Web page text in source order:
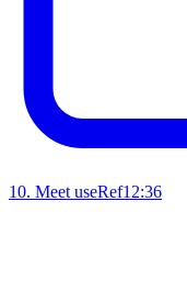
10. Meet useRef12:36